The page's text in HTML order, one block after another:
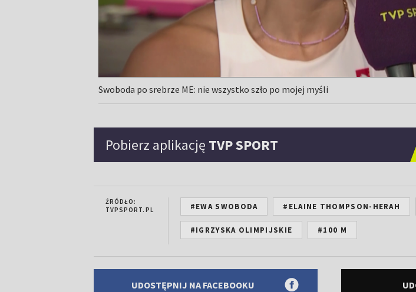
Swoboda po srebrze ME: nie wszystko szło po mojej myśli
Pobierz aplikację TVP SPORT
ŹRÓDŁO:
TVPSPORT.PL
#EWA SWOBODA #ELAINE THOMPSON-HERAH
#IGRZYSKA OLIMPIJSKIE #100 M
UDOSTĘPNIJ NA FACEBOOKU